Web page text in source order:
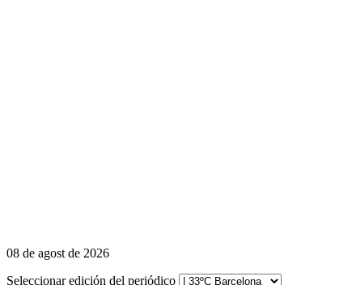
08 de agost de 2026
Seleccionar edición del periódico